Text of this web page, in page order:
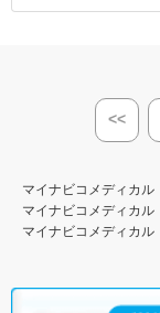
<<
マイナビコメディカル
マイナビコメディカル
マイナビコメディカル